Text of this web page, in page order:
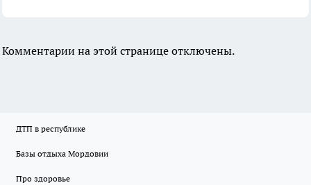
Комментарии на этой странице отключены.
ДТП в республике
Базы отдыха Мордовии
Про здоровье